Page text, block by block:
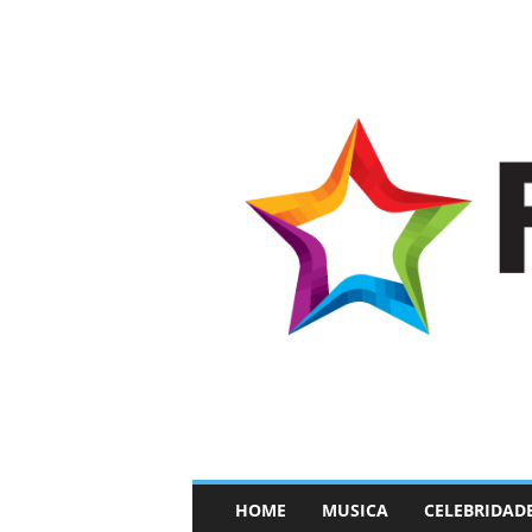
HOME MUSICA